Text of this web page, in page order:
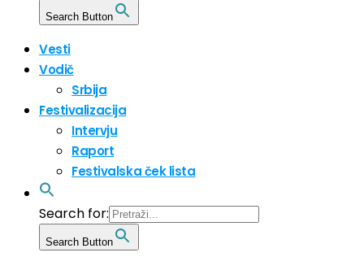
Search Button
Vesti
Vodič
Srbija
Festivalizacija
Intervju
Raport
Festivalska ček lista
Search for:
Search Button